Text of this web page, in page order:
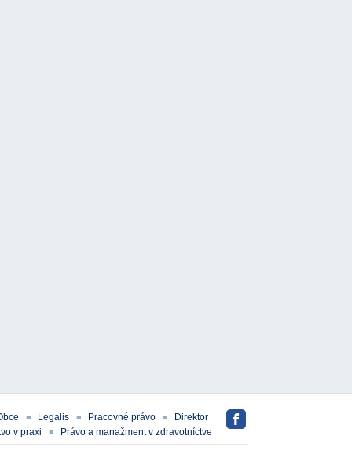
Legalis Pracovné právo
Direktor
v praxi
Právo a manažment v zdravotníctve